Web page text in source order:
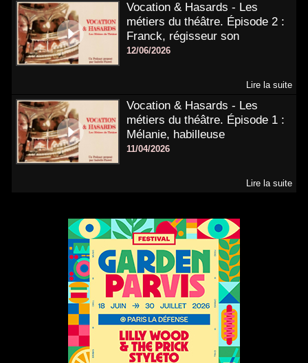
Vocation & Hasards - Les
métiers du théâtre. Épisode 2 :
Franck, régisseur son
12/06/2026
Lire la suite
Vocation & Hasards - Les
métiers du théâtre. Épisode 1 :
Mélanie, habilleuse
11/04/2026
Lire la suite